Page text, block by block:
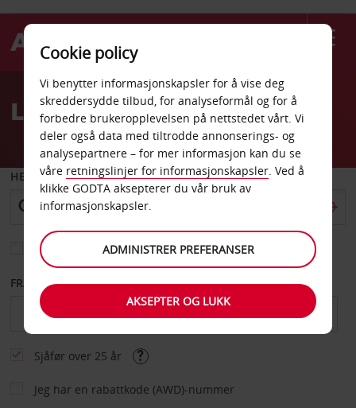
Welcome
AvisLeiebil Manitoba
HENT FRA
Velg et annet leveringssted
FRA DATO TIL DATO
Sjåfør over 25 år
Jeg har en rabattkode (AWD)-nummer
Cookie policy
Vi benytter informasjonskapsler for å vise deg
skreddersydde tilbud, for analyseformål og for å
forbedre brukeropplevelsen på nettstedet vårt. Vi
deler også data med tiltrodde annonserings- og
analysepartnere – for mer informasjon kan du se
våre retningslinjer for informasjonskapsler. Ved å
klikke GODTA aksepterer du vår bruk av
informasjonskapsler.
ADMINISTRER PREFERANSER
AKSEPTER OG LUKK